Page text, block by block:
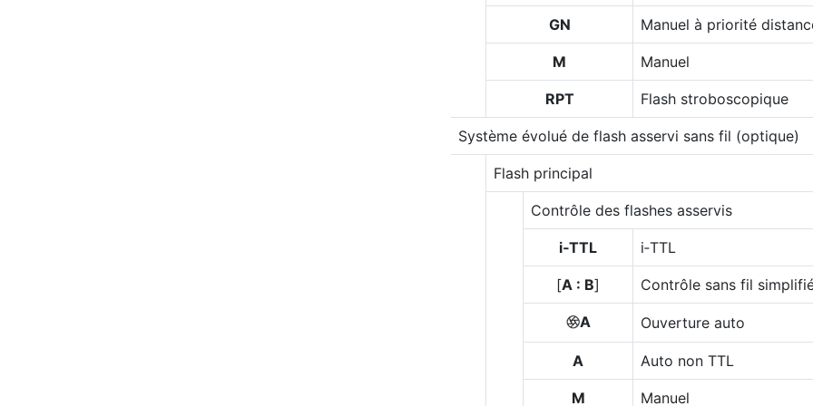
GN Manuel à priorité
M Manuel
RPT Flash stroboscopique
Système évolué de flash asservi sans fil (optique)
Flash principal
Contrôle des flashes asservis
i‑TTL i‑TTL
[A : B] Contrôle sans fil
qA Ouverture auto
A Auto non TTL
M Manuel